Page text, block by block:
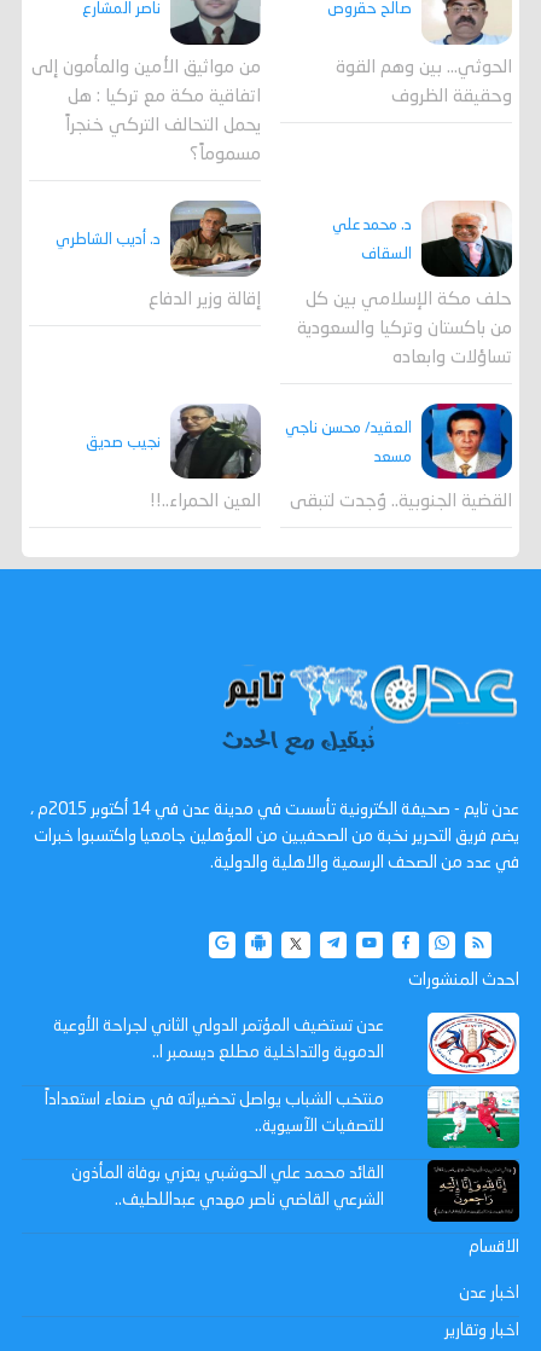
صالح حقروص
الحوثي... بين وهم القوة
وحقيقة الظروف
ناصر المشارع
من مواثيق الأمين والمأمون إلى
اتفاقية مكة مع تركيا : هل
يحمل التحالف التركي خنجراً
مسموماً؟
د. محمد علي
السقاف
حلف مكة الإسلامي بين كل
من باكستان وتركيا والسعودية
تساؤلات وابعاده
د. أديب الشاطري
إقالة وزير الدفاع
العقيد/ محسن ناجي
مسعد
القضية الجنوبية.. وُجدت لتبقى
نجيب صديق
العين الحمراء..!!
عدن تايم - صحيفة الكترونية تأسست في مدينة عدن في 14 أكتوبر 2015م ،
يضم فريق التحرير نخبة من الصحفيين من المؤهلين جامعيا واكتسبوا خبرات
في عدد من الصحف الرسمية والاهلية والدولية.
احدث المنشورات
عدن تستضيف المؤتمر الدولي الثاني لجراحة الأوعية
الدموية والتداخلية مطلع ديسمبر ا..
منتخب الشباب يواصل تحضيراته في صنعاء استعداداً
للتصفيات الآسيوية..
القائد محمد علي الحوشبي يعزي بوفاة المأذون
الشرعي القاضي ناصر مهدي عبداللطيف..
الاقسام
اخبار عدن
اخبار وتقارير